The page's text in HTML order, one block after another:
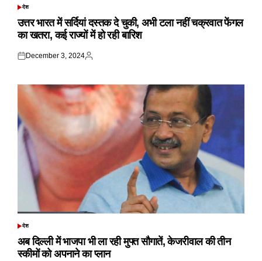
POSTED
देश
उत्तर भारत में सर्दियां दस्तक दे चुकी, अभी टला नहीं चक्रवात फेंगल
का खतरा, कई राज्यों में हो रही बारिश
Posted
December 3, 2024
Posted
POSTED
देश
अब दिल्ली में भाजपा भी ला रही मुफ्त सौगातें, केजरीवाल की तीन
स्कीमों को अपनाने का प्लान